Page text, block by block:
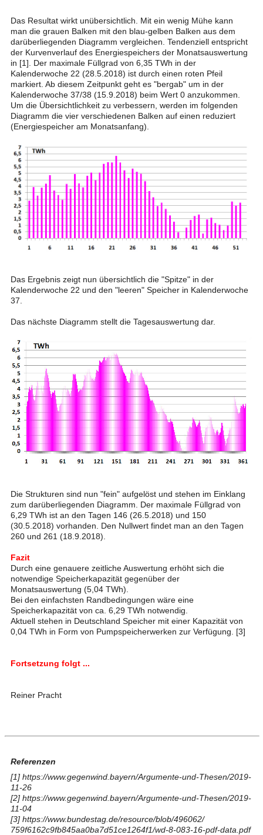
Das Resultat wirkt unübersichtlich. Mit ein wenig Mühe kann
man die grauen Balken mit den blau-gelben Balken aus dem
darüberliegenden Diagramm vergleichen. Tendenziell entspricht
der Kurvenverlauf des Energiespeichers der Monatsauswertung
in [1]. Der maximale Füllgrad von 6,35 TWh in der
Kalenderwoche 22 (28.5.2018) ist durch einen roten Pfeil
markiert. Ab diesem Zeitpunkt geht es "bergab" um in der
Kalenderwoche 37/38 (15.9.2018) beim Wert 0 anzukommen.
Um die Übersichtlichkeit zu verbessern, werden im folgenden
Diagramm die vier verschiedenen Balken auf einen reduziert
(Energiespeicher am Monatsanfang).
Das Ergebnis zeigt nun übersichtlich die "Spitze" in der
Kalenderwoche 22 und den "leeren" Speicher in Kalenderwoche
37.
Das nächste Diagramm stellt die Tagesauswertung dar.
Die Strukturen sind nun "fein" aufgelöst und stehen im Einklang
zum darüberliegenden Diagramm. Der maximale Füllgrad von
6,29 TWh ist an den Tagen 146 (26.5.2018) und 150
(30.5.2018) vorhanden. Den Nullwert findet man an den Tagen
260 und 261 (18.9.2018).
Fazit
Durch eine genauere zeitliche Auswertung erhöht sich die
notwendige Speicherkapazität gegenüber der
Monatsauswertung (5,04 TWh).
Bei den einfachsten Randbedingungen wäre eine
Speicherkapazität von ca. 6,29 TWh notwendig.
Aktuell stehen in Deutschland Speicher mit einer Kapazität von
0,04 TWh in Form von Pumpspeicherwerken zur Verfügung. [3]
Fortsetzung folgt ...
Reiner Pracht
Referenzen
[1] https://www.gegenwind.bayern/Argumente-und-Thesen/2019-
11-26
[2] https://www.gegenwind.bayern/Argumente-und-Thesen/2019-
11-04
[3] https://www.bundestag.de/resource/blob/496062/
759f6162c9fb845aa0ba7d51ce1264f1/wd-8-083-16-pdf-data.pdf